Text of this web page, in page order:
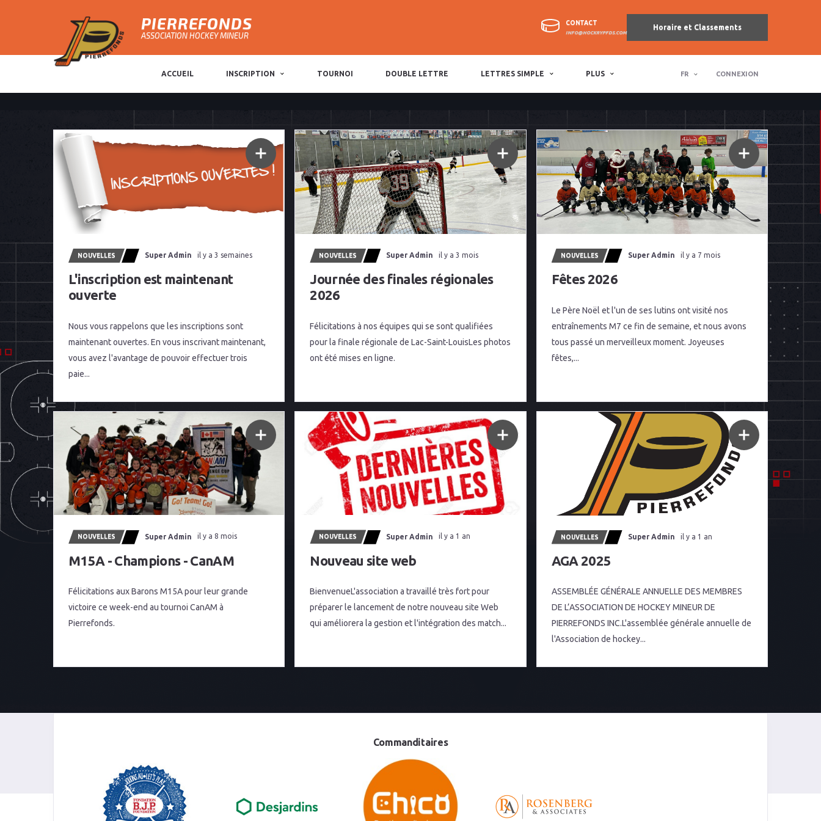
PIERREFONDS
ASSOCIATION HOCKEY MINEUR
CONTACT
INFO@HOCKRYPFDS.COM
Horaire et Classements
ACCUEIL INSCRIPTION TOURNOI DOUBLE LETTRE LETTRES SIMPLE PLUS FR CONNEXION
NOUVELLES Super Admin il y a 3 semaines
L'inscription est maintenant
ouverte
Nous vous rappelons que les inscriptions sont
maintenant ouvertes. En vous inscrivant maintenant,
vous avez l'avantage de pouvoir effectuer trois
paie...
NOUVELLES Super Admin il y a 3 mois
Journée des finales régionales
2026
Félicitations à nos équipes qui se sont qualifiées
pour la finale régionale de Lac-Saint-LouisLes photos
ont été mises en ligne.
NOUVELLES Super Admin il y a 7 mois
Fêtes 2026
Le Père Noël et l'un de ses lutins ont visité nos
entraînements M7 ce fin de semaine, et nous avons
tous passé un merveilleux moment. Joyeuses
fêtes,...
NOUVELLES Super Admin il y a 8 mois
M15A - Champions - CanAM
Félicitations aux Barons M15A pour leur grande
victoire ce week-end au tournoi CanAM à
Pierrefonds.
NOUVELLES Super Admin il y a 1 an
Nouveau site web
BienvenueL'association a travaillé très fort pour
préparer le lancement de notre nouveau site Web
qui améliorera la gestion et l'intégration des match...
NOUVELLES Super Admin il y a 1 an
AGA 2025
ASSEMBLÉE GÉNÉRALE ANNUELLE DES MEMBRES
DE L’ASSOCIATION DE HOCKEY MINEUR DE
PIERREFONDS INC.L'assemblée générale annuelle de
l'Association de hockey...
Commanditaires